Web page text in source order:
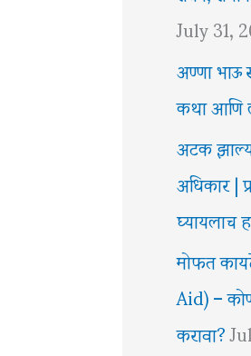
July 31,
अण्णा भाऊ
कथा आणि
अटक
अधिकार |
घ्यायलाच
मोफत
Aid) –
करावा?